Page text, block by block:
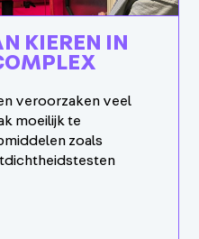
KIEREN IN
veroorzaken veel
moeilijk te
zoals